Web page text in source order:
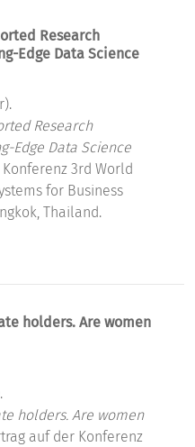
Research
Edge Data Science
Research
Edge Data Science
3rd World
for Business
Thailand.
holders. Are women
holders. Are women
auf der Konferenz